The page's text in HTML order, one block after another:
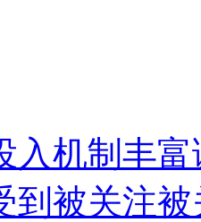
入机制丰富
到被关注被